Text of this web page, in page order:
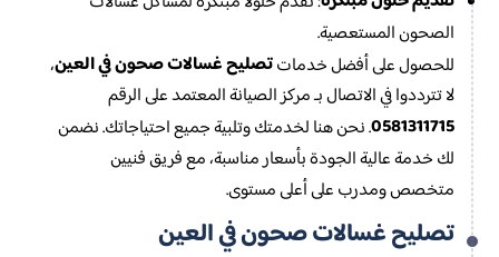
الصحون المستعصية.
للحصول على أفضل خدماتتصليح غسالات صحون في العين،
لا تترددوا في الاتصال بـ مركز الصيانة المعتمد على الرقم
0581311715. نحن هنا لخدمتك وتلبية جميع احتياجاتك. نضمن
لك خدمة عالية الجودة بأسعار مناسبة، مع فريق فنيين
متخصص ومدرب على أعلى مستوى.
تصليح غسالات صحون في العين